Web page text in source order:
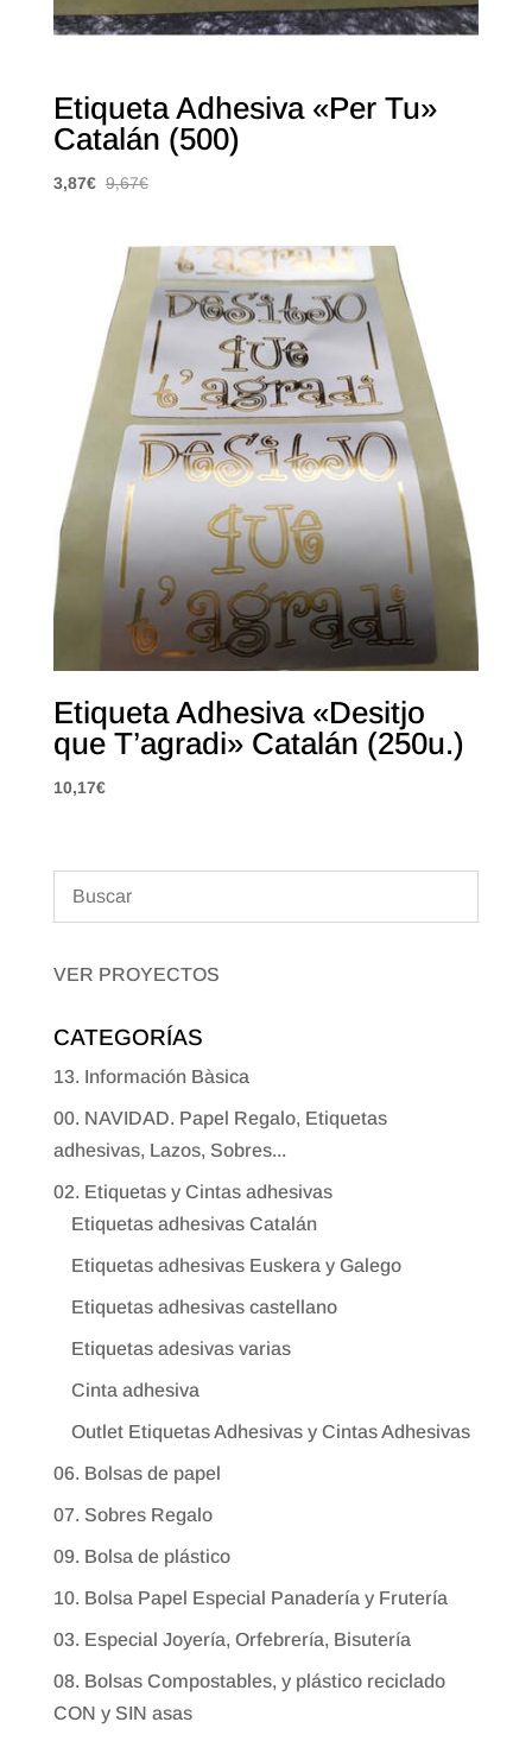
Etiqueta Adhesiva «Per Tu»
Catalán (500)
3,87€ 9,67€
Etiqueta Adhesiva «Desitjo
que T’agradi» Catalán (250u.)
10,17€
VER PROYECTOS
CATEGORÍAS
13. Información Bàsica
00. NAVIDAD. Papel Regalo, Etiquetas
adhesivas, Lazos, Sobres...
02. Etiquetas y Cintas adhesivas
Etiquetas adhesivas Catalán
Etiquetas adhesivas Euskera y Galego
Etiquetas adhesivas castellano
Etiquetas adesivas varias
Cinta adhesiva
Outlet Etiquetas Adhesivas y Cintas Adhesivas
06. Bolsas de papel
07. Sobres Regalo
09. Bolsa de plástico
10. Bolsa Papel Especial Panadería y Frutería
03. Especial Joyería, Orfebrería, Bisutería
08. Bolsas Compostables, y plástico reciclado
CON y SIN asas